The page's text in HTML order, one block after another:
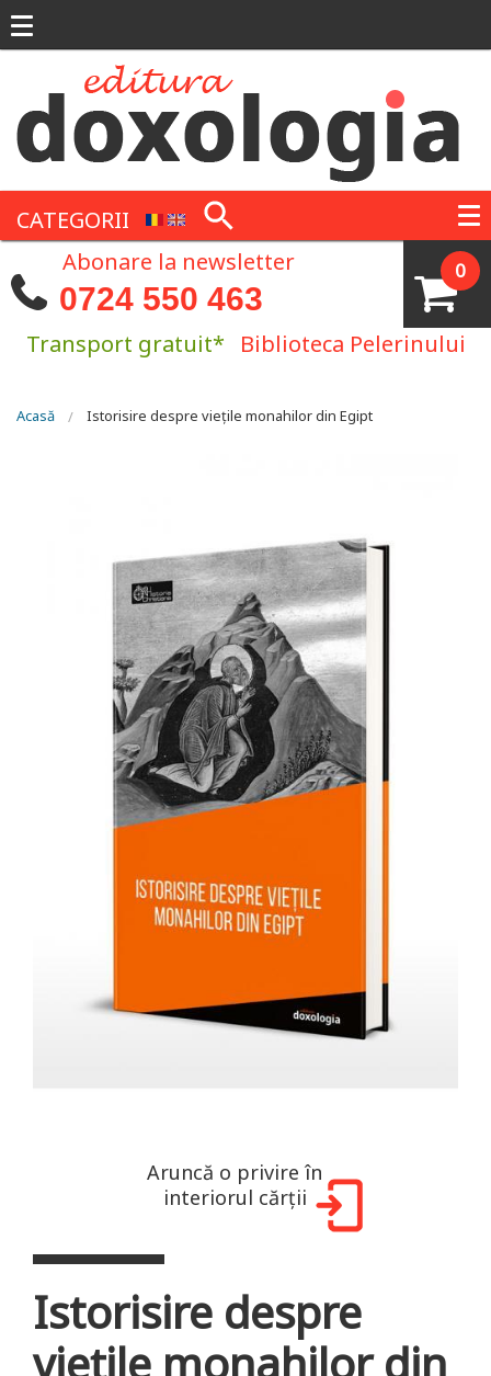
CATEGORII
0
Abonare la newsletter
0724 550 463
Transport gratuit* Biblioteca Pelerinului
Eşti aici
Acasă Istorisire despre vieţile monahilor din Egipt
Aruncă o privire în
interiorul cărții
Istorisire despre
vieţile monahilor din